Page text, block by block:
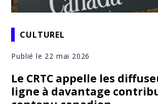
CULTUREL
Publié le 22 mai 2026
Le CRTC appelle les
ligne à davantage